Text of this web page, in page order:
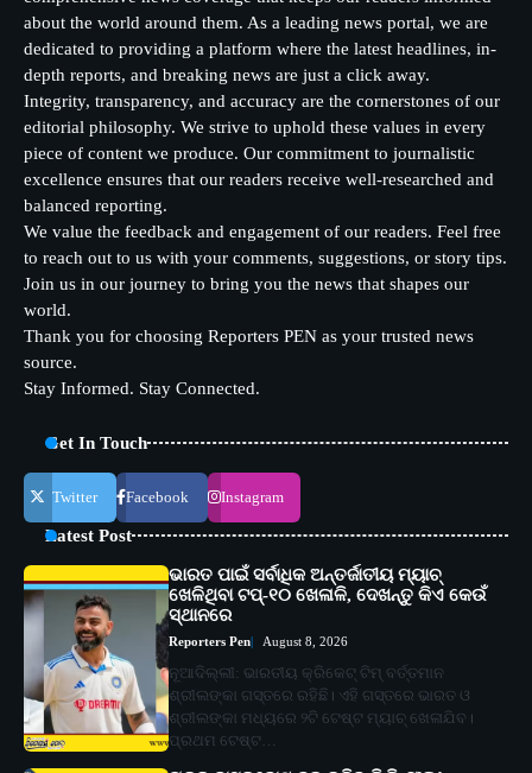
about the world around them. As a leading news portal, we are
dedicated to providing a platform where the latest headlines, in-
depth reports, and breaking news are just a click away.
Integrity, transparency, and accuracy are the cornerstones of our
editorial philosophy. We strive to uphold these values in every
piece of content we produce. Our commitment to journalistic
excellence ensures that our readers receive well-researched and
balanced reporting.
We value the feedback and engagement of our readers. Feel free
to reach out to us with your comments, suggestions, or story tips.
Join us in our journey to bring you the news that shapes our
world.
Thank you for choosing Reporters PEN as your trusted news
source.
Stay Informed. Stay Connected.
Get In Touch
Twitter Facebook Instagram
Latest Post
ଭାରତ ପାଇଁ ସର୍ବାଧିକ ଅନ୍ତର୍ଜାତୀୟ ମ୍ୟାଚ୍
ଖେଳିଥିବା ଟପ୍-୧୦ ଖେଳାଳି, ଦେଖନ୍ତୁ କିଏ କେଉଁ
ସ୍ଥାନରେ
Reporters Pen August 8, 2026
ନୂଆଦିଲ୍ଲୀ: ଭାରତୀୟ କ୍ରିକେଟ୍ ଟିମ୍ ବର୍ତ୍ତମାନ
ଶ୍ରୀଲଙ୍କା ଗସ୍ତରେ ରହିଛି। ଏହି ଗସ୍ତରେ ଭାରତ ଓ
ଶ୍ରୀଲଙ୍କା ମଧ୍ୟରେ ୨ଟି ଟେଷ୍ଟ ମ୍ୟାଚ୍ ଖେଳାଯିବ।
ପ୍ରଥମ ଟେଷ୍ଟ…